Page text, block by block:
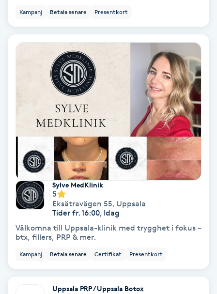
Käkledsbehandling
Kärlbehandling
Laserbehandling
Lashlift Keratin
LED-ljusterapi
Liktornar
LPG
LPG-behandling
LPG-massage
Luggklippning
Kampanj Betala senare Presentkort
Sylve MedKlinik
5
Eksätravägen 55, Uppsala
Tider fr. 16:00, Idag
Välkomna till Uppsala-klinik med trygghet i fokus –
btx, fillers, PRP & mer.
Kampanj Betala senare Certifikat Presentkort
Uppsala PRP / Uppsala Botox